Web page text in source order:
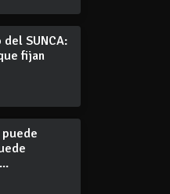
SUNCA:
fijan
puede